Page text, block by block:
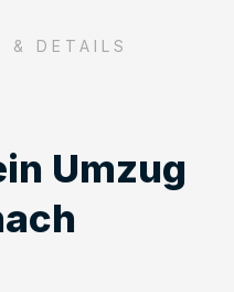
& DETAILS
Umzug